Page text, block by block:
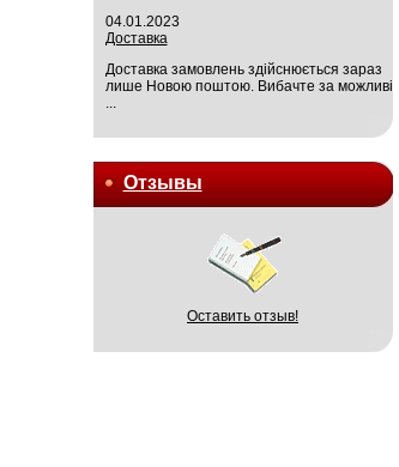
04.01.2023
Доставка
Доставка замовлень здійснюється зараз
лише Новою поштою. Вибачте за можливі
...
Отзывы
Оставить отзыв!